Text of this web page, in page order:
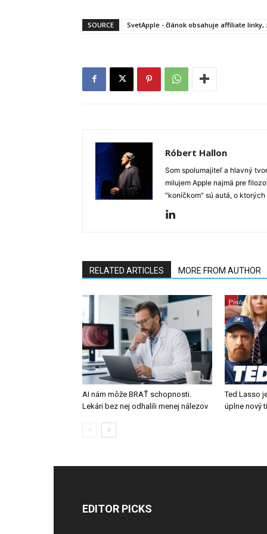
SOURCE SvetApple - článok obsahuje affiliate
Róbert Hallon
Som spolumajiteľ a hlavný
milujem Apple najmä pre
"koníčkom" sú autá, o
RELATED ARTICLES MORE FROM AUTHOR
AI nám môže BRAŤ schopnosti.
Lekári bez nej odhalili menej nálezov
Ted Lasso
úplne nový
EDITOR PICKS